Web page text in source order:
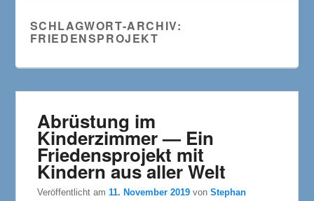
SCHLAGWORT-ARCHIV:
FRIEDENSPROJEKT
Abrüstung im
Kinderzimmer — Ein
Friedensprojekt mit
Kindern aus aller Welt
Veröffentlicht am11. November 2019 vonStephan